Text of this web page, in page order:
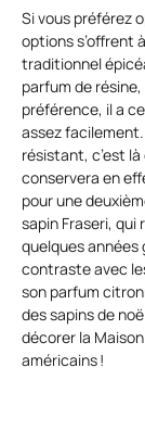
Si vous préférez
options s’offrent
traditionnel
parfum de
préférence, il a
assez
résistant, c’est
conservera en
pour une
sapin Fraseri,
quelques
contraste avec
son parfum
des sapins de
décorer la
américains !